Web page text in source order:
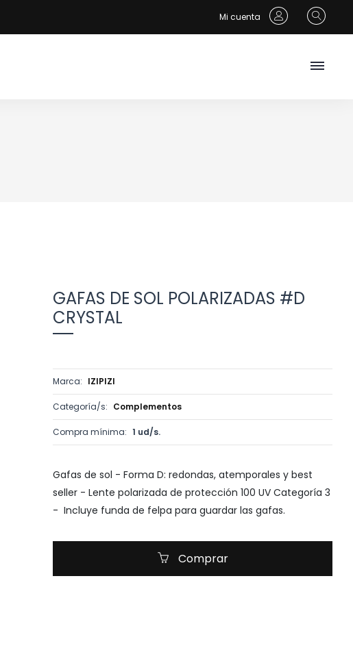
Mi cuenta
GAFAS DE SOL POLARIZADAS #D
CRYSTAL
Marca: IZIPIZI
Categoría/s: Complementos
Compra mínima: 1 ud/s.
Gafas de sol - Forma D: redondas, atemporales y best
seller - Lente polarizada de protección 100 UV Categoría 3
- Incluye funda de felpa para guardar las gafas.
Comprar